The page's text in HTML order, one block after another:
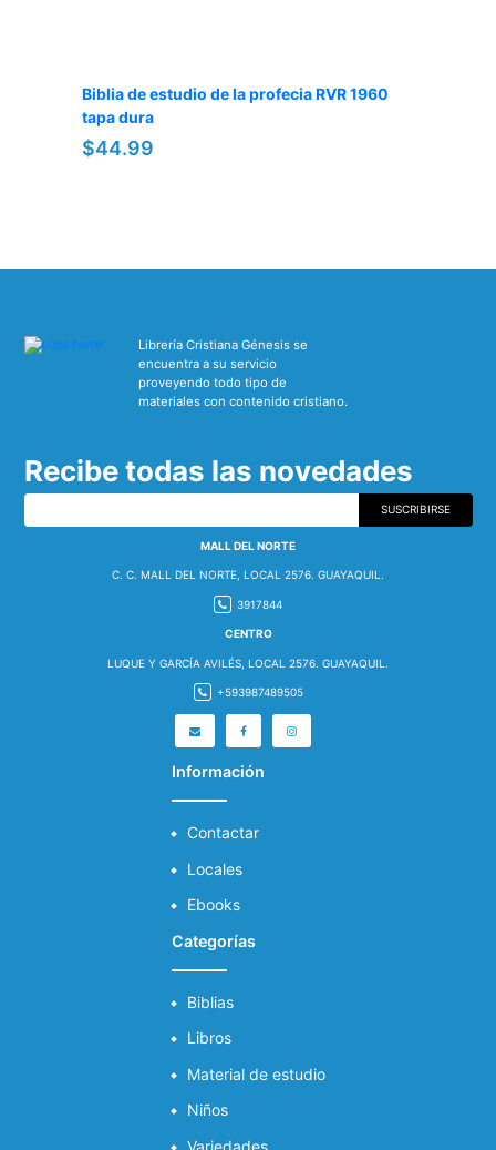
Biblia de estudio de la profecia RVR 1960
tapa dura
$44.99
Librería Cristiana Génesis se
encuentra a su servicio
proveyendo todo tipo de
materiales con contenido cristiano.
Recibe todas las novedades
SUSCRIBIRSE
MALL DEL NORTE
C. C. MALL DEL NORTE, LOCAL 2576. GUAYAQUIL.
3917844
CENTRO
LUQUE Y GARCÍA AVILÉS, LOCAL 2576. GUAYAQUIL.
+593987489505
Información
Contactar
Locales
Ebooks
Categorías
Biblias
Libros
Material de estudio
Niños
Variedades